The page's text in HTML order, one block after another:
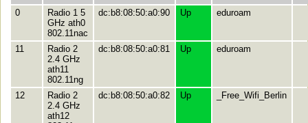
0
Radio 1 5
GHz ath0
802.11nac
dc:b8:08:50:a0:90 Up eduroam
11
Radio 2
2.4 GHz
ath11
802.11ng
dc:b8:08:50:a0:81 Up eduroam
12
Radio 2
2.4 GHz
ath12
dc:b8:08:50:a0:82 Up _Free_Wifi_Berlin